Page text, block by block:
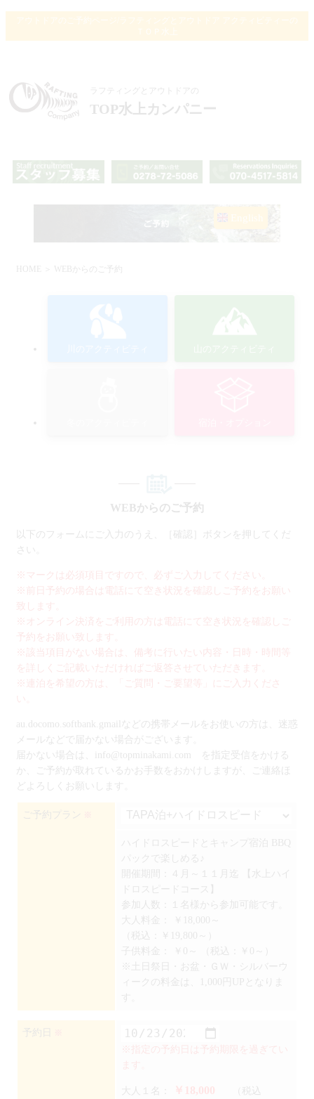
アウトドアのご予約ページ/ラフティングとアウトドア アクティビティーの
ラフティングとアウトドアの
TOP水上カンパニー
English
HOME ＞ WEBからのご予約
WEBからのご予約
以下のフォームにご入力のうえ、［確認］ボタンを押してくだ
さい。
※マークは必須項目ですので、必ずご入力してください。
※前日予約の場合は電話にて空き状況を確認しご予約をお願い
致します。
※オンライン決済をご利用の方は電話にて空き状況を確認しご
予約をお願い致します。
※該当項目がない場合は、備考に行いたい内容・日時・時間等
を詳しくご記載いただければご返答させていただきます。
※連泊を希望の方は、「ご質問・ご要望等」にご入力くださ
い。
au.docomo.softbank.gmailなどの携帯メールをお使いの方は、迷惑
メールなどで届かない場合がございます。
届かない場合は、info@topminakami.com を指定受信をかける
か、ご予約が取れているかお手数をおかけしますが、ご連絡ほ
どよろしくお願いします。
ご予約プラン
ハイドロスピードとキャンプ宿泊 BBQ
パックで楽しめる♪
開催期間：４月～１１月迄 【水上ハイ
ドロスピードコース】
参加人数：１名様から参加可能です。
大人料金：
￥18,000～
（税込：￥19,800～）
（税込：￥0～）
※土日祭日・お盆・ＧＷ・シルバーウ
ィークの料金は、1,000円UPとなりま
予約日
※指定の予約日は予約期限を過ぎてい
大人１名： ￥18,000
（税込